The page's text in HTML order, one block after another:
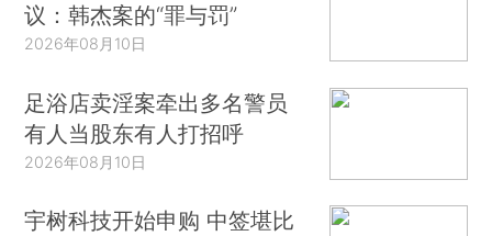
议：韩杰案的“罪与罚”
2026年08月10日
足浴店卖淫案牵出多名警员
有人当股东有人打招呼
2026年08月10日
宇树科技开始申购 中签堪比